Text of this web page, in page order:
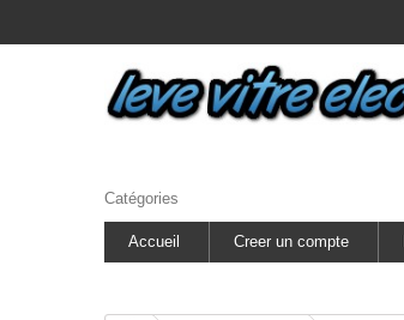
Catégories
Accueil Creer un compte